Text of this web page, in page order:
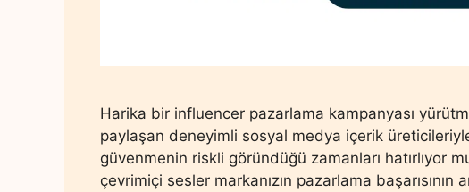
Harika bir influencer pazarlama kampanyası
paylaşan deneyimli sosyal medya içerik
güvenmenin riskli göründüğü zamanları hatırlıyor
çevrimiçi sesler markanızın pazarlama